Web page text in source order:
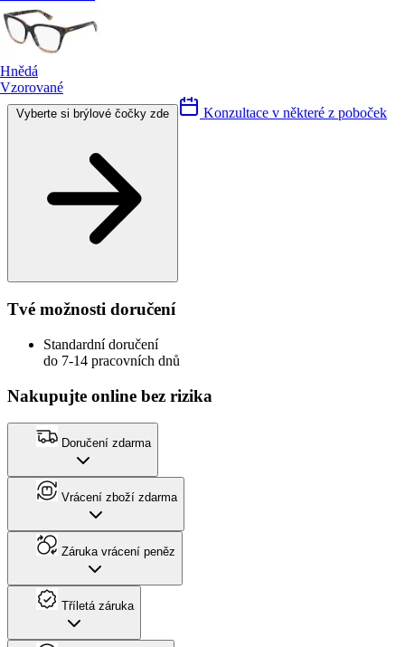
Hnědá
Vzorované
Konzultace v některé z poboček
Tvé možnosti doručení
Standardní doručení
do 7-14 pracovních dnů
Nakupujte online bez rizika
Doručení zdarma
Vrácení zboží zdarma
Záruka vrácení peněz
Tříletá záruka